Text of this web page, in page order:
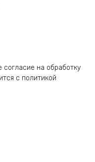
согласие на обработку
с политикой